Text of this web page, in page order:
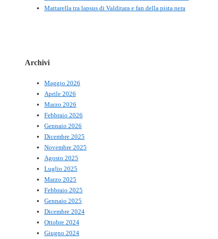
Mattarella tra lapsus di Valditara e fan della pista nera
Archivi
Maggio 2026
Aprile 2026
Marzo 2026
Febbraio 2026
Gennaio 2026
Dicembre 2025
Novembre 2025
Agosto 2025
Luglio 2025
Marzo 2025
Febbraio 2025
Gennaio 2025
Dicembre 2024
Ottobre 2024
Giugno 2024